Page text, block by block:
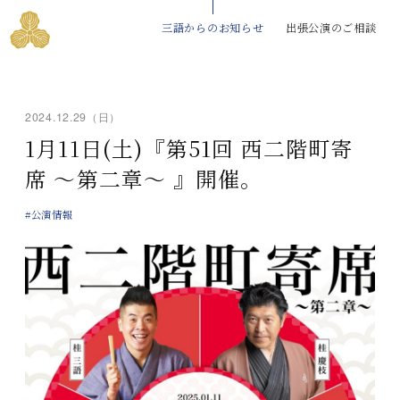
三語からのお知らせ 出張公演のご相談
2024.12.29（日）
1月11日(土)『第51回 西二階町寄
席 ～第二章～ 』開催。
#公演情報